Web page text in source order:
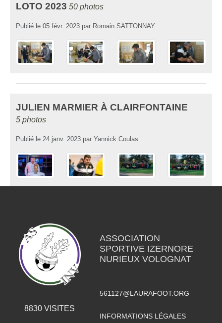
LOTO 2023 50 photos
Publié le 05 févr. 2023 par Romain SATTONNAY
JULIEN MARMIER À CLAIRFONTAINE
5 photos
Publié le 24 janv. 2023 par Yannick Coulas
8830 VISITES
ASSOCIATION
SPORTIVE IZERNORE
NURIEUX VOLOGNAT
561127@LAURAFOOT.ORG
INFORMATIONS LÉGALES